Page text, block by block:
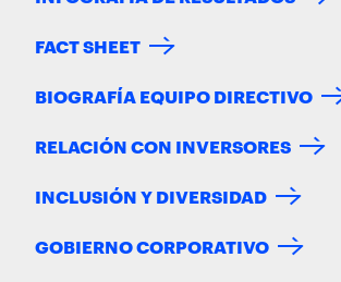
FACT SHEET
BIOGRAFÍA EQUIPO DIRECTIVO
RELACIÓN CON INVERSORES
INCLUSIÓN Y DIVERSIDAD
GOBIERNO CORPORATIVO